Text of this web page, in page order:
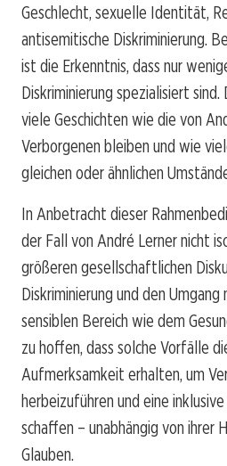
Geschlecht, sexuelle Identität,
antisemitische Diskriminierung.
ist die Erkenntnis, dass nur
Diskriminierung spezialisiert
viele Geschichten wie die von
Verborgenen bleiben und wie
gleichen oder ähnlichen
In Anbetracht dieser
der Fall von André Lerner nicht
größeren gesellschaftlichen
Diskriminierung und den
sensiblen Bereich wie dem
zu hoffen, dass solche Vorfälle
Aufmerksamkeit erhalten, um
herbeizuführen und eine
schaffen – unabhängig von ihrer
Glauben.